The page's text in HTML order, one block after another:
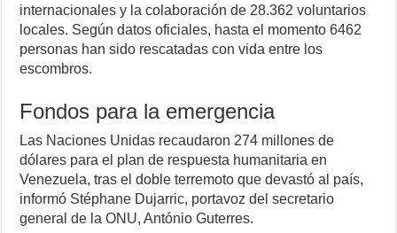
internacionales y la colaboración de 28.362 voluntarios
locales. Según datos oficiales, hasta el momento 6462
personas han sido rescatadas con vida entre los
escombros.
Fondos para la emergencia
Las Naciones Unidas recaudaron 274 millones de
dólares para el plan de respuesta humanitaria en
Venezuela, tras el doble terremoto que devastó al país,
informó Stéphane Dujarric, portavoz del secretario
general de la ONU, António Guterres.